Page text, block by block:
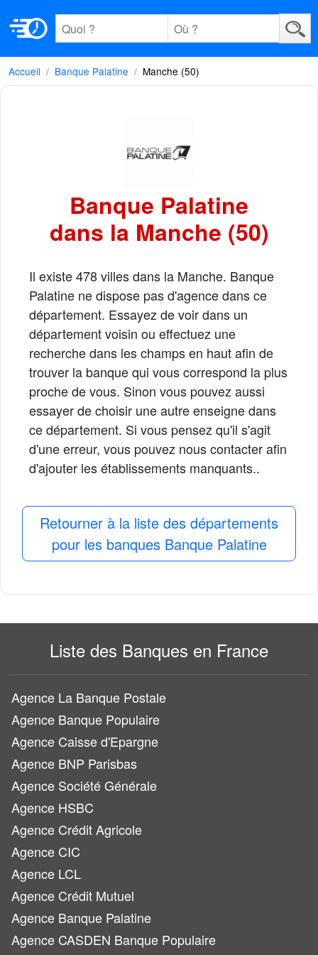
Accueil Banque Palatine Manche (50)
Banque Palatine
dans la Manche (50)
Il existe 478 villes dans la Manche. Banque
Palatine ne dispose pas d'agence dans ce
département. Essayez de voir dans un
département voisin ou effectuez une
recherche dans les champs en haut afin de
trouver la banque qui vous correspond la plus
proche de vous. Sinon vous pouvez aussi
essayer de choisir une autre enseigne dans
ce département. Si vous pensez qu'il s'agit
d'une erreur, vous pouvez nous contacter afin
d'ajouter les établissements manquants..
Retourner à la liste des départements
pour les banques Banque Palatine
Liste des Banques en France
Agence La Banque Postale
Agence Banque Populaire
Agence Caisse d'Epargne
Agence BNP Parisbas
Agence Société Générale
Agence HSBC
Agence Crédit Agricole
Agence CIC
Agence LCL
Agence Crédit Mutuel
Agence Banque Palatine
Agence CASDEN Banque Populaire